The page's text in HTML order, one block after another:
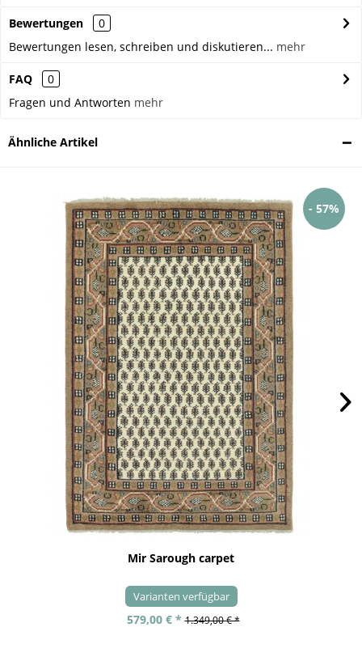
Bewertungen
0
Bewertungen lesen, schreiben und diskutieren... mehr
FAQ
0
Fragen und Antworten mehr
Ähnliche Artikel
- 57%
Mir Sarough carpet
Varianten verfügbar
579,00 € * 1.349,00 € *